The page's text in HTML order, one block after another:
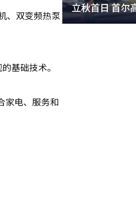
、双变频热泵
基础技术。
家电、服务和
立秋首日 首尔